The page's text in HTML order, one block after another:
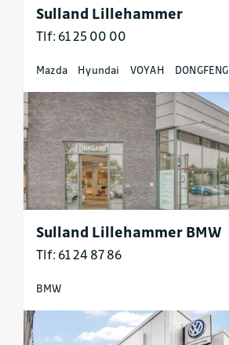
Sulland Lillehammer
Tlf: 61 25 00 00
Mazda Hyundai VOYAH DONGFENG
Sulland Lillehammer BMW
Tlf: 61 24 87 86
BMW